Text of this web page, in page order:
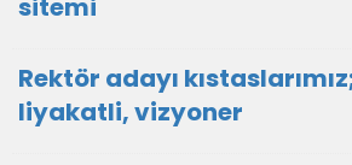
sitemi
Rektör adayı
liyakatli, vizyoner